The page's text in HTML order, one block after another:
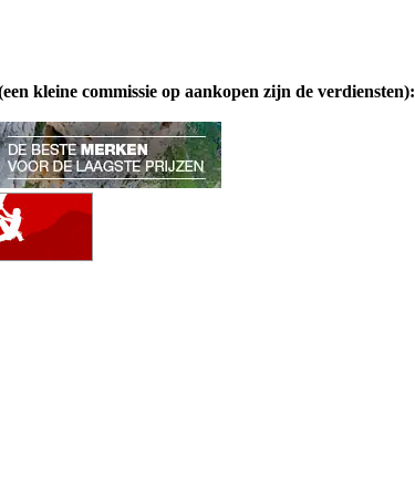
kleine commissie op aankopen zijn de verdiensten):